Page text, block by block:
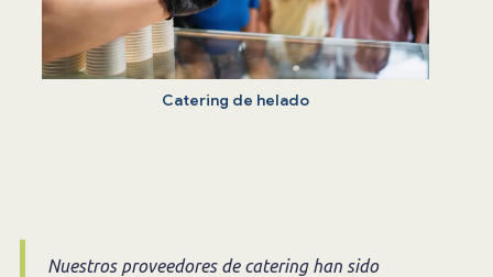
Catering de helado
Nuestros proveedores de catering han sido